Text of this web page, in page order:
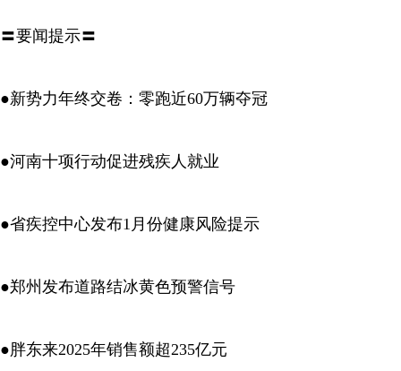
〓要闻提示〓
●新势力年终交卷：零跑近60万辆夺冠
●河南十项行动促进残疾人就业
●省疾控中心发布1月份健康风险提示
●郑州发布道路结冰黄色预警信号
●胖东来2025年销售额超235亿元